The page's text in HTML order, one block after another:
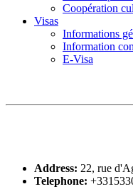
Coopération
Visas
Informations
Information
E-Visa
Address: 22, rue
Telephone: